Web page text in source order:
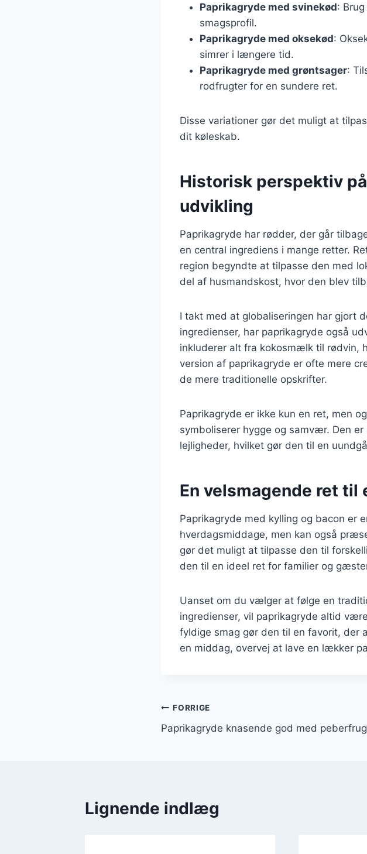
Paprikagryde med svinekød:
smagsprofil.
Paprikagryde med oksekød:
simrer i længere tid.
Paprikagryde med grøntsager:
rodfrugter for en sundere ret.
Disse variationer gør det muligt at
dit køleskab.
Historisk perspektiv
udvikling
Paprikagryde har rødder, der går
en central ingrediens i mange retter.
region begyndte at tilpasse den med
del af husmandskost, hvor den blev
I takt med at globaliseringen har gjort
ingredienser, har paprikagryde også
inkluderer alt fra kokosmælk til rødvin,
version af paprikagryde er ofte mere
de mere traditionelle opskrifter.
Paprikagryde er ikke kun en ret, men
symboliserer hygge og samvær. Den
lejligheder, hvilket gør den til en
En velsmagende ret til
Paprikagryde med kylling og bacon er
hverdagsmiddage, men kan også
gør det muligt at tilpasse den til
den til en ideel ret for familier og
Uanset om du vælger at følge en
ingredienser, vil paprikagryde altid
fyldige smag gør den til en favorit,
en middag, overvej at lave en lækker
Indlægsnavigation
FORRIGE
Paprikagryde knasende god med
Lignende indlæg